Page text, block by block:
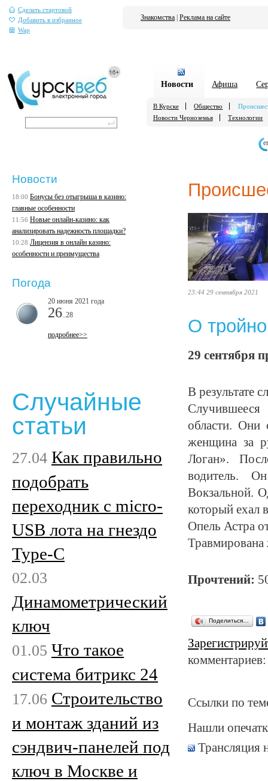
Сделать стартовой
Добавить в избранное
Wap
Знакомства Реклама на сайте
Новости Афиша
В Курске Общество
Новости Черноземья
Технологии
23:44 29 сентября 2021
О
29 сентября
В результате
области. Они
женщина за
Логан».
водитель.
Вокзальной.
который ехал
Опель Астра
Прочтений:
Поделиться…
Ссылки по
Нашли
Трансляция
Новости
18:00 Бонусы без отыгрыша в казино:
главные особенности
11:56 Новые онлайн-казино: как
анализировать надежность площадки?
10:28 Лицензия в онлайн казино:
особенности и преимущества
Погода
20 июня 2021 года
26 ..28
подробнее>>
Случайные
статьи
27.04 Как правильно
подобрать
переходник с micro-
USB лота на гнездо
Type-C
02.03
Динамометрический
ключ
01.05 Что такое
система битрикс 24
17.06 Строительство
и монтаж зданий из
сэндвич-панелей под
ключ в Москве и